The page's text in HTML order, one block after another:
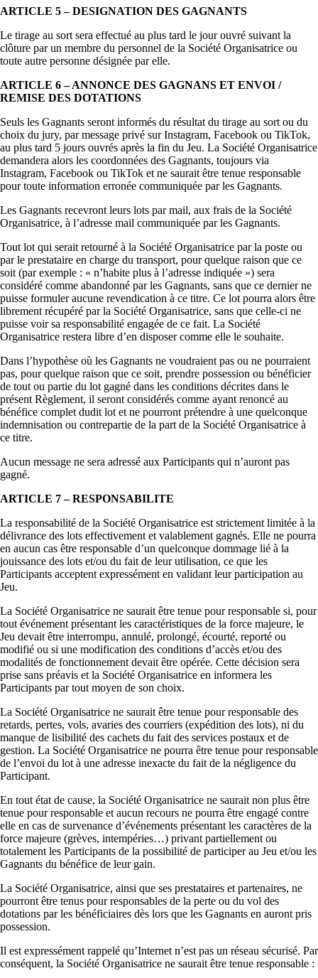
ARTICLE 5 – DESIGNATION DES GAGNANTS
Le tirage au sort sera effectué au plus tard le jour ouvré suivant la
clôture par un membre du personnel de la Société Organisatrice ou
toute autre personne désignée par elle.
ARTICLE 6 – ANNONCE DES GAGNANS ET ENVOI /
REMISE DES DOTATIONS
Seuls les Gagnants seront informés du résultat du tirage au sort ou du
choix du jury, par message privé sur Instagram, Facebook ou TikTok,
au plus tard 5 jours ouvrés après la fin du Jeu. La Société Organisatrice
demandera alors les coordonnées des Gagnants, toujours via
Instagram, Facebook ou TikTok et ne saurait être tenue responsable
pour toute information erronée communiquée par les Gagnants.
Les Gagnants recevront leurs lots par mail, aux frais de la Société
Organisatrice, à l’adresse mail communiquée par les Gagnants.
Tout lot qui serait retourné à la Société Organisatrice par la poste ou
par le prestataire en charge du transport, pour quelque raison que ce
soit (par exemple : « n’habite plus à l’adresse indiquée ») sera
considéré comme abandonné par les Gagnants, sans que ce dernier ne
puisse formuler aucune revendication à ce titre. Ce lot pourra alors être
librement récupéré par la Société Organisatrice, sans que celle-ci ne
puisse voir sa responsabilité engagée de ce fait. La Société
Organisatrice restera libre d’en disposer comme elle le souhaite.
Dans l’hypothèse où les Gagnants ne voudraient pas ou ne pourraient
pas, pour quelque raison que ce soit, prendre possession ou bénéficier
de tout ou partie du lot gagné dans les conditions décrites dans le
présent Règlement, il seront considérés comme ayant renoncé au
bénéfice complet dudit lot et ne pourront prétendre à une quelconque
indemnisation ou contrepartie de la part de la Société Organisatrice à
ce titre.
Aucun message ne sera adressé aux Participants qui n’auront pas
gagné.
ARTICLE 7 – RESPONSABILITE
La responsabilité de la Société Organisatrice est strictement limitée à la
délivrance des lots effectivement et valablement gagnés. Elle ne pourra
en aucun cas être responsable d’un quelconque dommage lié à la
jouissance des lots et/ou du fait de leur utilisation, ce que les
Participants acceptent expressément en validant leur participation au
Jeu.
La Société Organisatrice ne saurait être tenue pour responsable si, pour
tout événement présentant les caractéristiques de la force majeure, le
Jeu devait être interrompu, annulé, prolongé, écourté, reporté ou
modifié ou si une modification des conditions d’accès et/ou des
modalités de fonctionnement devait être opérée. Cette décision sera
prise sans préavis et la Société Organisatrice en informera les
Participants par tout moyen de son choix.
La Société Organisatrice ne saurait être tenue pour responsable des
retards, pertes, vols, avaries des courriers (expédition des lots), ni du
manque de lisibilité des cachets du fait des services postaux et de
gestion. La Société Organisatrice ne pourra être tenue pour responsable
de l’envoi du lot à une adresse inexacte du fait de la négligence du
Participant.
En tout état de cause, la Société Organisatrice ne saurait non plus être
tenue pour responsable et aucun recours ne pourra être engagé contre
elle en cas de survenance d’événements présentant les caractères de la
force majeure (grèves, intempéries…) privant partiellement ou
totalement les Participants de la possibilité de participer au Jeu et/ou les
Gagnants du bénéfice de leur gain.
La Société Organisatrice, ainsi que ses prestataires et partenaires, ne
pourront être tenus pour responsables de la perte ou du vol des
dotations par les bénéficiaires dès lors que les Gagnants en auront pris
possession.
Il est expressément rappelé qu’Internet n’est pas un réseau sécurisé. Par
conséquent, la Société Organisatrice ne saurait être tenue responsable :